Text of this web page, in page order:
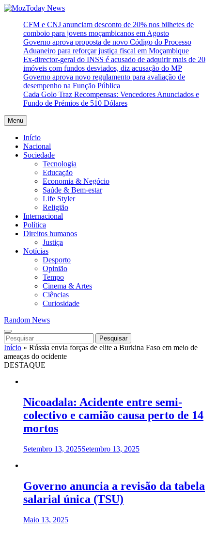
Skip
content
MozToday News
Onde a gente lê.
CFM e CNJ anunciam desconto de 20% nos bilhetes de
comboio para jovens moçambicanos em Agosto
Governo aprova proposta de novo Código do Processo
Aduaneiro para reforçar justiça fiscal em Moçambique
Ex-director-geral do INSS é acusado de adquirir mais de 20
imóveis com fundos desviados, diz acusação do MP
Governo aprova novo regulamento para avaliação de
desempenho na Função Pública
Cada Golo Traz Recompensas: Vencedores Anunciados e
Fundo de Prémios de 510 Dólares
Menu
Início
Nacional
Sociedade
Tecnologia
Educação
Economia & Negócio
Saúde & Bem-estar
Life Styler
Religião
Internacional
Política
Direitos humanos
Justiça
Notícias
Desporto
Opinião
Tempo
Cinema & Artes
Ciências
Curiosidade
Random News
Pesquisar
por:
Início » Rússia envia forças de elite a Burkina Faso em meio de
ameaças do ocidente
DESTAQUE
Nicoadala: Acidente entre semi-
colectivo e camião causa perto de 14
mortos
Setembro 13, 2025Setembro 13, 2025
Governo anuncia a revisão da tabela
salarial única (TSU)
Maio 13, 2025